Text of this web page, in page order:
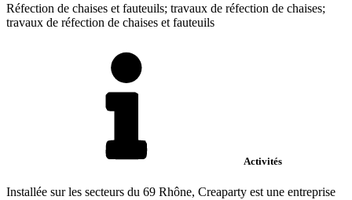
Réfection de chaises et fauteuils; travaux de réfection de chaises;
travaux de réfection de chaises et fauteuils
Activités
Installée sur les secteurs du 69 Rhône, Creaparty est une entreprise